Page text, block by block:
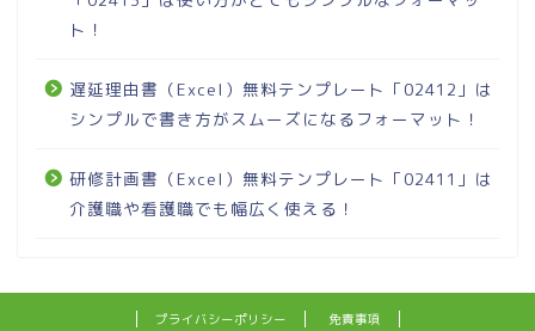
ト！
遅延理由書（Excel）無料テンプレート「02412」は
シンプルで書き方がスムーズになるフォーマット！
研修計画書（Excel）無料テンプレート「02411」は
介護職や看護職でも幅広く使える！
プライバシーポリシー 免責事項